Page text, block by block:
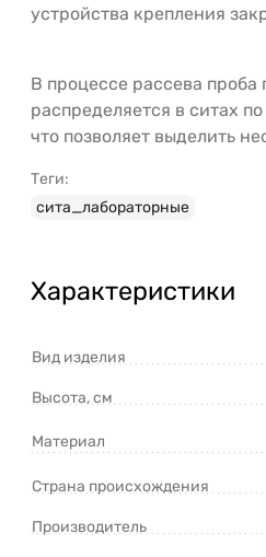
устройства крепления
В процессе рассева
распределяется в ситах
что позволяет выделить
Теги:
сита_лабораторные
Характеристики
Вид изделия
Высота, см
Материал
Страна происхождения
Производитель